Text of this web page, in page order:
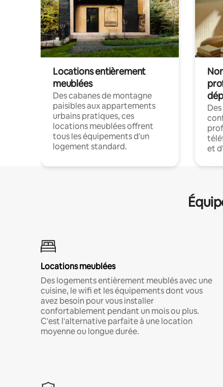
Locations entièrement
meublées
Des cabanes de montagne
paisibles aux appartements
urbains pratiques, ces
locations meublées offrent
tous les équipements d'un
logement standard.
et
Locations meublées
Des logements entièrement meublés avec une
cuisine, le wifi et les équipements dont vous
avez besoin pour vous installer
confortablement pendant un mois ou plus.
C'est l'alternative parfaite à une location
moyenne ou longue durée.